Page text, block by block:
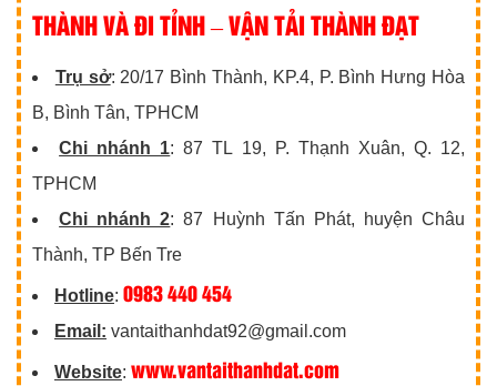
THÀNH VÀ ĐI TỈNH – VẬN TẢI THÀNH ĐẠT
Trụ sở: 20/17 Bình Thành, KP.4, P. Bình Hưng Hòa
B, Bình Tân, TPHCM
Chi nhánh 1: 87 TL 19, P. Thạnh Xuân, Q. 12,
TPHCM
Chi nhánh 2: 87 Huỳnh Tấn Phát, huyện Châu
Thành, TP Bến Tre
Hotline: 0983 440 454
Email: vantaithanhdat92@gmail.com
Website: www.vantaithanhdat.com